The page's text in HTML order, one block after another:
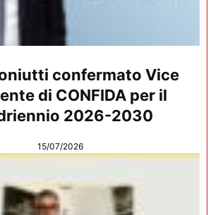
confermato Vice
di CONFIDA per il
2026-2030
15/07/2026